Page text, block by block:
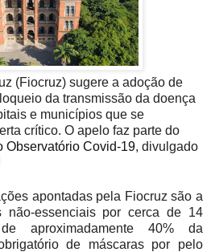
(Fiocruz) sugere a adoção de
da transmissão da doença
e municípios que se
crítico. O apelo faz parte do
Observatório Covid-19, divulgado
apontadas pela Fiocruz são a
não-essenciais por cerca de 14
aproximadamente 40% da
de máscaras por pelo